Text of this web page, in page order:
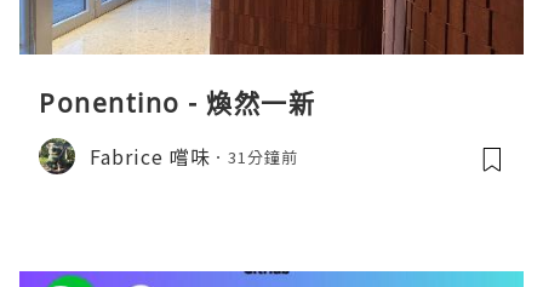
Ponentino - 煥然一新
Fabrice 嚐味 31分鐘前